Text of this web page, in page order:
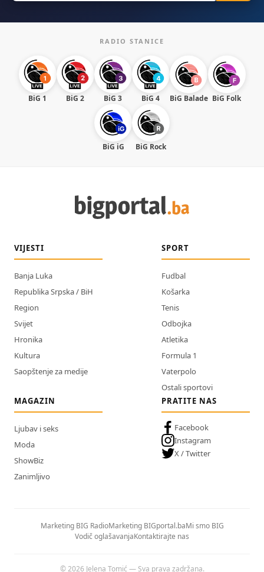
RADIO STANICE
BiG 1 BiG 2 BiG 3 BiG 4 BiG Balade BiG Folk
BiG iG BiG Rock
VIJESTI
Banja Luka
Republika Srpska / BiH
Region
Svijet
Hronika
Kultura
Saopštenje za medije
SPORT
Fudbal
Košarka
Tenis
Odbojka
Atletika
Formula 1
Vaterpolo
Ostali sportovi
MAGAZIN
Ljubav i seks
Moda
ShowBiz
Zanimljivo
PRATITE NAS
Facebook
Instagram
X / Twitter
Marketing BIG RadioMarketing BIGportal.baMi smo BIG
Vodič oglašavanjaKontaktirajte nas
© 2026 Jelena Tomić — Sva prava zadržana.